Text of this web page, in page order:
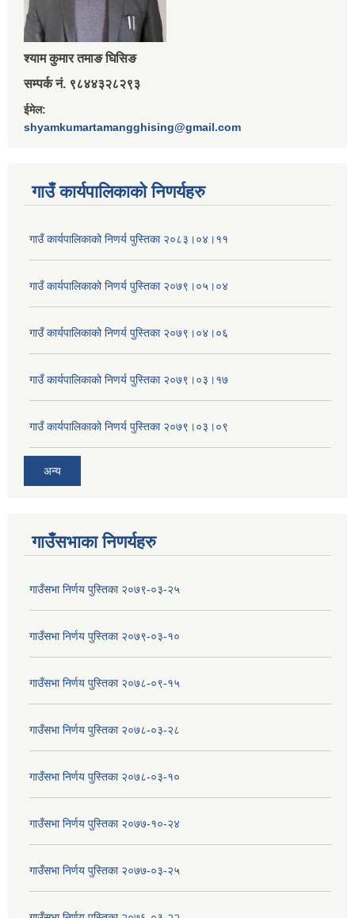
श्‍याम कुमार तमाङ घिसिङ
सम्पर्क नं. ९८४४३२८२९३
ईमेल:
shyamkumartamangghising@gmail.com
गाउँ कार्यपालिकाकाे निणर्यहरु
गाउँ कार्यपालिकाको निणर्य पुस्तिका २०८३।०४।११
गाउँ कार्यपालिकाको निणर्य पुस्तिका २०७९।०५।०४
गाउँ कार्यपालिकाको निणर्य पुस्तिका २०७९।०४।०६
गाउँ कार्यपालिकाको निणर्य पुस्तिका २०७९।०३।१७
गाउँ कार्यपालिकाको निणर्य पुस्तिका २०७९।०३।०९
अन्य
गाउँसभाका निणर्यहरु
गाउँसभा निर्णय पुस्तिका २०७९-०३-२५
गाउँसभा निर्णय पुस्तिका २०७९-०३-१०
गाउँसभा निर्णय पुस्तिका २०७८-०९-१५
गाउँसभा निर्णय पुस्तिका २०७८-०३-२८
गाउँसभा निर्णय पुस्तिका २०७८-०३-१०
गाउँसभा निर्णय पुस्तिका २०७७-१०-२४
गाउँसभा निर्णय पुस्तिका २०७७-०३-२५